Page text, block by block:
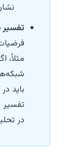
تفسیر
مثلاً،
باید
تفسیر
در